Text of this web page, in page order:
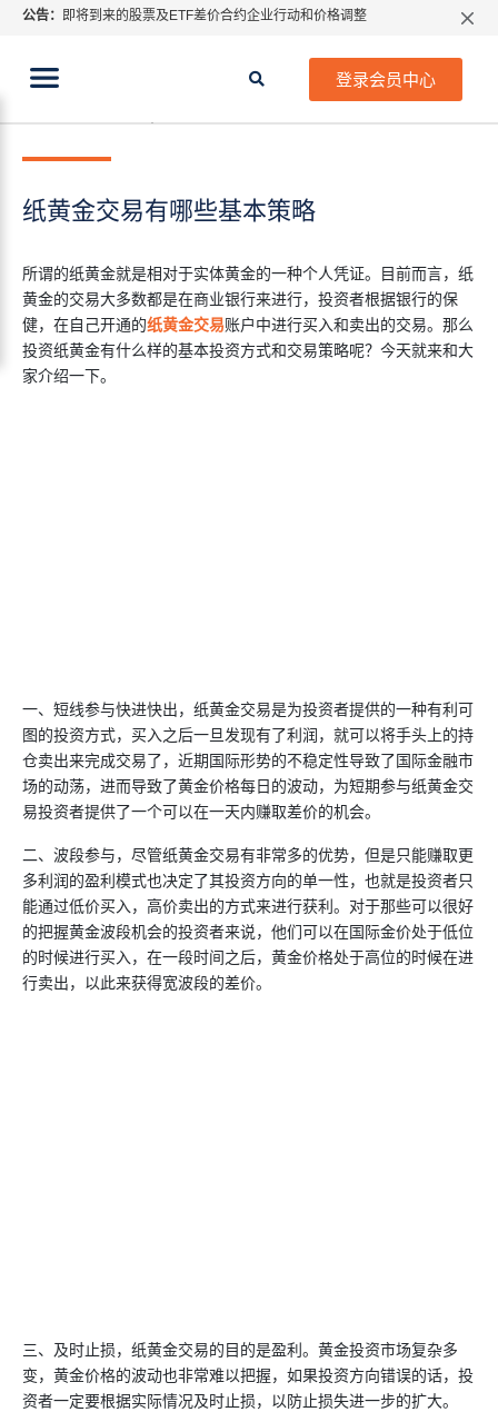
公告： 即将到来的股票及ETF差价合约企业行动和价格调整
登录会员中心
当前位置: 纸黄金交易有哪些基本策略
纸黄金交易有哪些基本策略
所谓的纸黄金就是相对于实体黄金的一种个人凭证。目前而言，纸
黄金的交易大多数都是在商业银行来进行，投资者根据银行的保
健，在自己开通的纸黄金交易账户中进行买入和卖出的交易。那么
投资纸黄金有什么样的基本投资方式和交易策略呢？今天就来和大
家介绍一下。
一、短线参与快进快出，纸黄金交易是为投资者提供的一种有利可
图的投资方式，买入之后一旦发现有了利润，就可以将手头上的持
仓卖出来完成交易了，近期国际形势的不稳定性导致了国际金融市
场的动荡，进而导致了黄金价格每日的波动，为短期参与纸黄金交
易投资者提供了一个可以在一天内赚取差价的机会。
二、波段参与，尽管纸黄金交易有非常多的优势，但是只能赚取更
多利润的盈利模式也决定了其投资方向的单一性，也就是投资者只
能通过低价买入，高价卖出的方式来进行获利。对于那些可以很好
的把握黄金波段机会的投资者来说，他们可以在国际金价处于低位
的时候进行买入，在一段时间之后，黄金价格处于高位的时候在进
行卖出，以此来获得宽波段的差价。
三、及时止损，纸黄金交易的目的是盈利。黄金投资市场复杂多
变，黄金价格的波动也非常难以把握，如果投资方向错误的话，投
资者一定要根据实际情况及时止损，以防止损失进一步的扩大。